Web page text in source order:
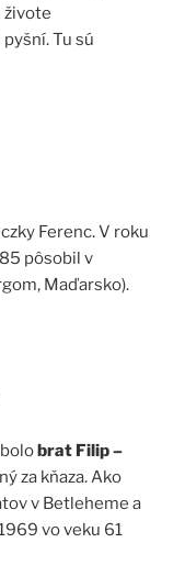
živote
Tu sú
Ferenc. V roku
pôsobil v
Maďarsko).
brat Filip –
za kňaza. Ako
v Betleheme a
vo veku 61